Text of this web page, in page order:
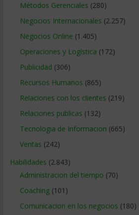
Métodos Gerenciales (280)
Negocios Internacionales (2.257)
Negocios Online (1.405)
Operaciones y Logística (172)
Publicidad (306)
Recursos Humanos (865)
Relaciones con los clientes (219)
Relaciones publicas (132)
Tecnologia de Informacion (665)
Ventas (242)
Habilidades (2.843)
Administracion del tiempo (70)
Coaching(101)
Comunicacion en los negocios (180)